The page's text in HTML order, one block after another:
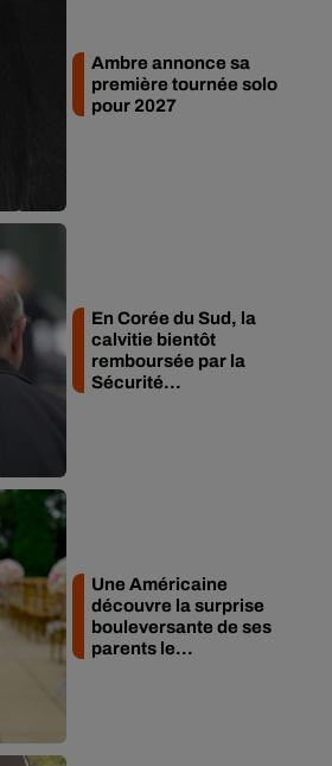
Ambre annonce sa
première tournée solo
pour 2027
En Corée du Sud, la
calvitie bientôt
remboursée par la
Sécurité...
Une Américaine
découvre la surprise
bouleversante de ses
parents le...